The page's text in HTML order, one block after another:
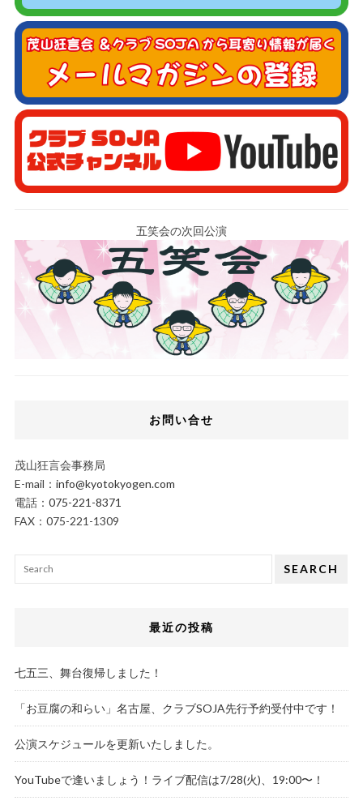
五笑会の次回公演
お問い合せ
茂山狂言会事務局
E-mail： info@kyotokyogen.com
電話： 075-221-8371
FAX：075-221-1309
SEARCH
最近の投稿
七五三、舞台復帰しました！
「お豆腐の和らい」名古屋、クラブSOJA先行予約受付中です！
公演スケジュールを更新いたしました。
YouTubeで逢いましょう！ライブ配信は7/28(火)、19:00〜！